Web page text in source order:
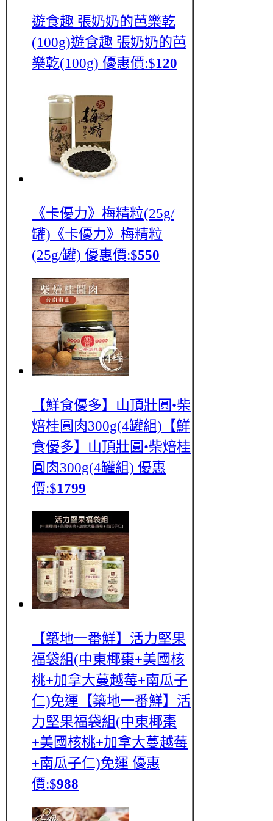
遊食趣 張奶奶的芭樂乾
(100g)遊食趣 張奶奶的芭
樂乾(100g) 優惠價:$120
《卡優力》梅精粒(25g/
罐) 《卡優力》梅精粒
(25g/罐) 優惠價:$550
【鮮食優多】山頂壯圓•柴
焙桂圓肉300g(4罐組) 【鮮
食優多】山頂壯圓•柴焙桂
圓肉300g(4罐組) 優惠
價:$1799
【築地一番鮮】活力堅果
福袋組(中東椰棗+美國核
桃+加拿大蔓越莓+南瓜子
仁)免運 【築地一番鮮】活
力堅果福袋組(中東椰棗
+美國核桃+加拿大蔓越莓
+南瓜子仁)免運 優惠
價:$988